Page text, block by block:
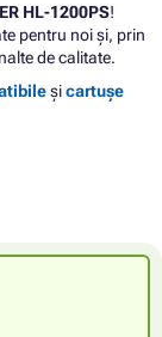
HL-1200PS!
pentru noi și, prin
de calitate.
șicartușe